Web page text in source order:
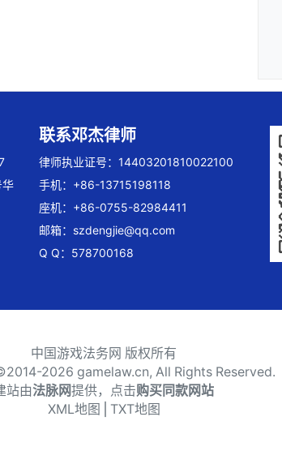
华
联系邓杰律师
律师执业证号：14403201810022100
手机：+86-13715198118
座机：+86-0755-82984411
邮箱： szdengjie@qq.com
Q Q：578700168
中国游戏法务网 版权所有
2026 gamelaw.cn, All Rights Reserved.
站由法脉网提供，点击购买同款网站
XML地图 TXT地图